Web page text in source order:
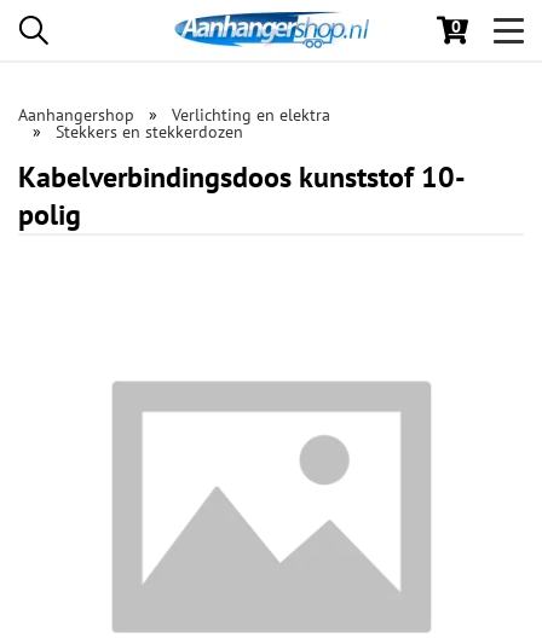
0
Aanhangershop Verlichting en elektra
Stekkers en stekkerdozen
Kabelverbindingsdoos kunststof 10-
polig